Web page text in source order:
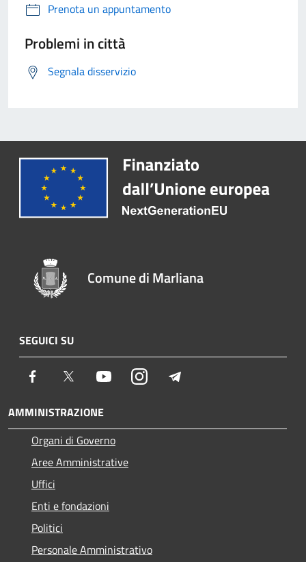
Prenota un appuntamento
Problemi in città
Segnala disservizio
Comune di Marliana
SEGUICI SU
Facebook Twitter YoutubeInstagram
AMMINISTRAZIONE
Organi di Governo
Aree Amministrative
Uffici
Enti e fondazioni
Politici
Personale Amministrativo